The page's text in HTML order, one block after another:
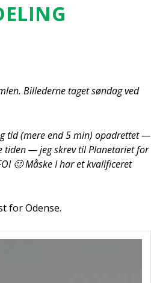
Bil­le­der­ne taget søn­dag ved
tid (mere end 5 min) opad­ret­tet —
tiden — jeg skrev til Pla­ne­ta­ri­et for
🙂 Måske I har et kva­li­fi­ce­ret
for Oden­se.